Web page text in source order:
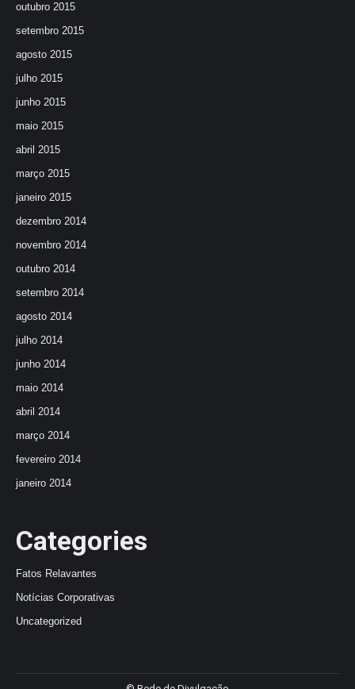
outubro 2015
setembro 2015
agosto 2015
julho 2015
junho 2015
maio 2015
abril 2015
março 2015
janeiro 2015
dezembro 2014
novembro 2014
outubro 2014
setembro 2014
agosto 2014
julho 2014
junho 2014
maio 2014
abril 2014
março 2014
fevereiro 2014
janeiro 2014
Categories
Fatos Relavantes
Notícias Corporativas
Uncategorized